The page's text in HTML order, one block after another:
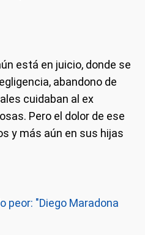
está en juicio, donde se
abandono de
cuidaban al ex
Pero el dolor de ese
y más aún en sus hijas
peor: "Diego Maradona